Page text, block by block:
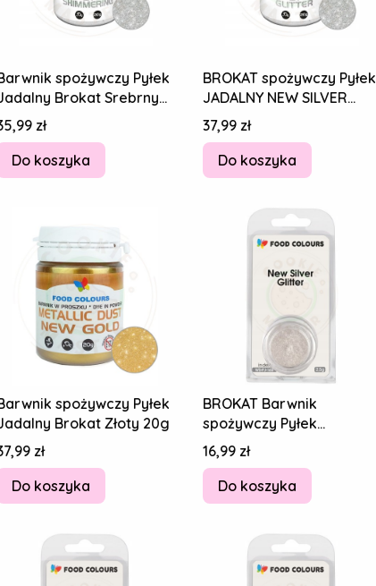
spożywczy Pyłek
Brokat Srebrny
zł
Do koszyka
BROKAT spożywczy Pyłek
JADALNY NEW SILVER
GLITTER NOWY SREBRNY
20g
Cena
37,99 zł
Do koszyka
spożywczy Pyłek
Brokat Złoty 20g
zł
Do koszyka
BROKAT Barwnik
spożywczy Pyłek
JADALNY Glitter New
Silver SREBRNY 2,5g
Cena
16,99 zł
Do koszyka